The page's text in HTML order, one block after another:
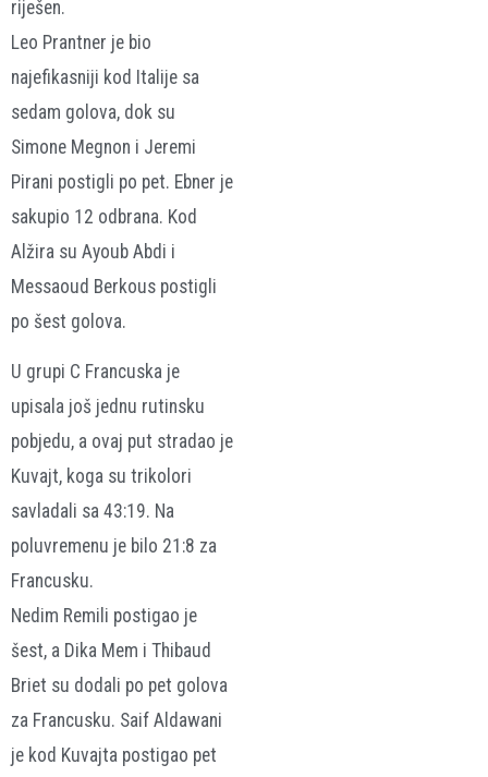
riješen.
Leo Prantner je bio
najefikasniji kod Italije sa
sedam golova, dok su
Simone Megnon i Jeremi
Pirani postigli po pet. Ebner je
sakupio 12 odbrana. Kod
Alžira su Ayoub Abdi i
Messaoud Berkous postigli
po šest golova.
U grupi C Francuska je
upisala još jednu rutinsku
pobjedu, a ovaj put stradao je
Kuvajt, koga su trikolori
savladali sa 43:19. Na
poluvremenu je bilo 21:8 za
Francusku.
Nedim Remili postigao je
šest, a Dika Mem i Thibaud
Briet su dodali po pet golova
za Francusku. Saif Aldawani
je kod Kuvajta postigao pet